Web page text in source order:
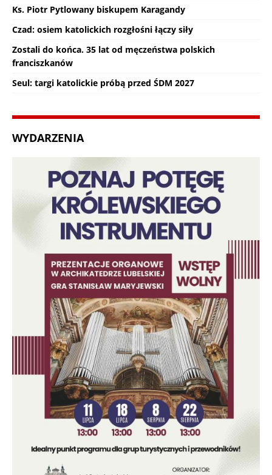
Ks. Piotr Pytlowany biskupem Karagandy
Czad: osiem katolickich rozgłośni łączy siły
Zostali do końca. 35 lat od męczeństwa polskich
franciszkanów
Seul: targi katolickie próbą przed ŚDM 2027
WYDARZENIA